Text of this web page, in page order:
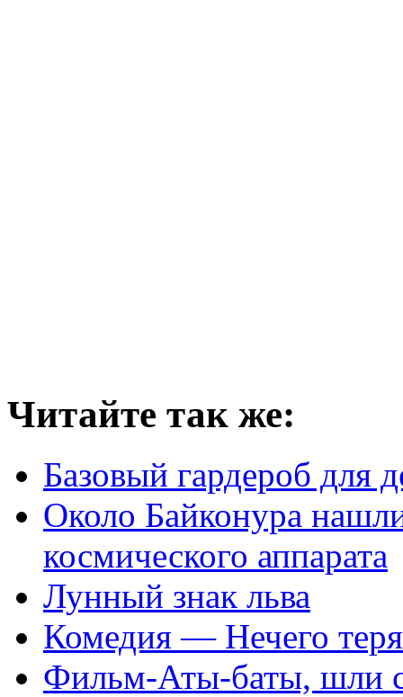
Читайте так же:
Базовый гардероб для
Около Байконура
космического аппарата
Лунный знак льва
Комедия — Нечего
Фильм-Аты-баты, шли